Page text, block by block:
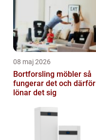
08 maj 2026
Bortforsling möbler så
fungerar det och därför
lönar det sig